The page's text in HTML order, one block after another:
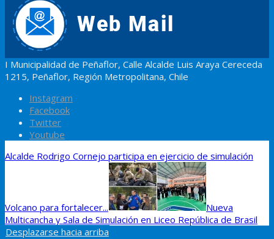
I Municipalidad de Peñaflor, Calle Alcalde Luis Araya Cereceda
1215, Peñaflor, Región Metropolitana, Chile
Instagram
Facebook
Twitter
Youtube
Alcalde Rodrigo Cornejo participa en ejercicio de simulación
Volcano para fortalecer...
Nueva
Multicancha y Sala de Simulación en Liceo República de Brasil
Desplazarse hacia arriba